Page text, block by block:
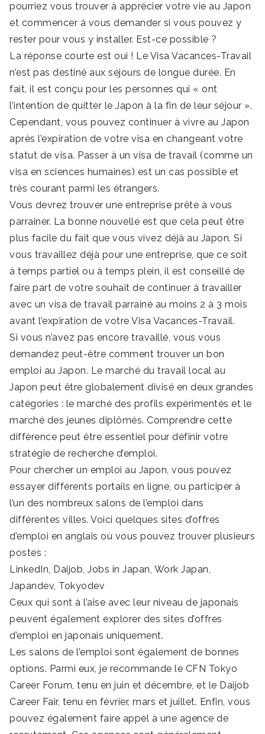
pourriez vous trouver à apprécier votre vie au Japon
et commencer à vous demander si vous pouvez y
rester pour vous y installer. Est-ce possible ?
La réponse courte est oui ! Le Visa Vacances-Travail
n’est pas destiné aux séjours de longue durée. En
fait, il est conçu pour les personnes qui « ont
l’intention de quitter le Japon à la fin de leur séjour ».
Cependant, vous pouvez continuer à vivre au Japon
après l’expiration de votre visa en changeant votre
statut de visa. Passer à un visa de travail (comme un
visa en sciences humaines) est un cas possible et
très courant parmi les étrangers.
Vous devrez trouver une entreprise prête à vous
parrainer. La bonne nouvelle est que cela peut être
plus facile du fait que vous vivez déjà au Japon. Si
vous travaillez déjà pour une entreprise, que ce soit
à temps partiel ou à temps plein, il est conseillé de
faire part de votre souhait de continuer à travailler
avec un visa de travail parrainé au moins 2 à 3 mois
avant l’expiration de votre Visa Vacances-Travail.
Si vous n’avez pas encore travaillé, vous vous
demandez peut-être comment trouver un bon
emploi au Japon. Le marché du travail local au
Japon peut être globalement divisé en deux grandes
catégories : le marché des profils expérimentés et le
marché des jeunes diplômés. Comprendre cette
différence peut être essentiel pour définir votre
stratégie de recherche d’emploi.
Pour chercher un emploi au Japon, vous pouvez
essayer différents portails en ligne, ou participer à
l’un des nombreux salons de l’emploi dans
différentes villes. Voici quelques sites d’offres
d’emploi en anglais où vous pouvez trouver plusieurs
postes :
LinkedIn, Daijob, Jobs in Japan, Work Japan,
Japandev, Tokyodev
Ceux qui sont à l’aise avec leur niveau de japonais
peuvent également explorer des sites d’offres
d’emploi en japonais uniquement.
Les salons de l’emploi sont également de bonnes
options. Parmi eux, je recommande le CFN Tokyo
Career Forum, tenu en juin et décembre, et le Daijob
Career Fair, tenu en février, mars et juillet. Enfin, vous
pouvez également faire appel à une agence de